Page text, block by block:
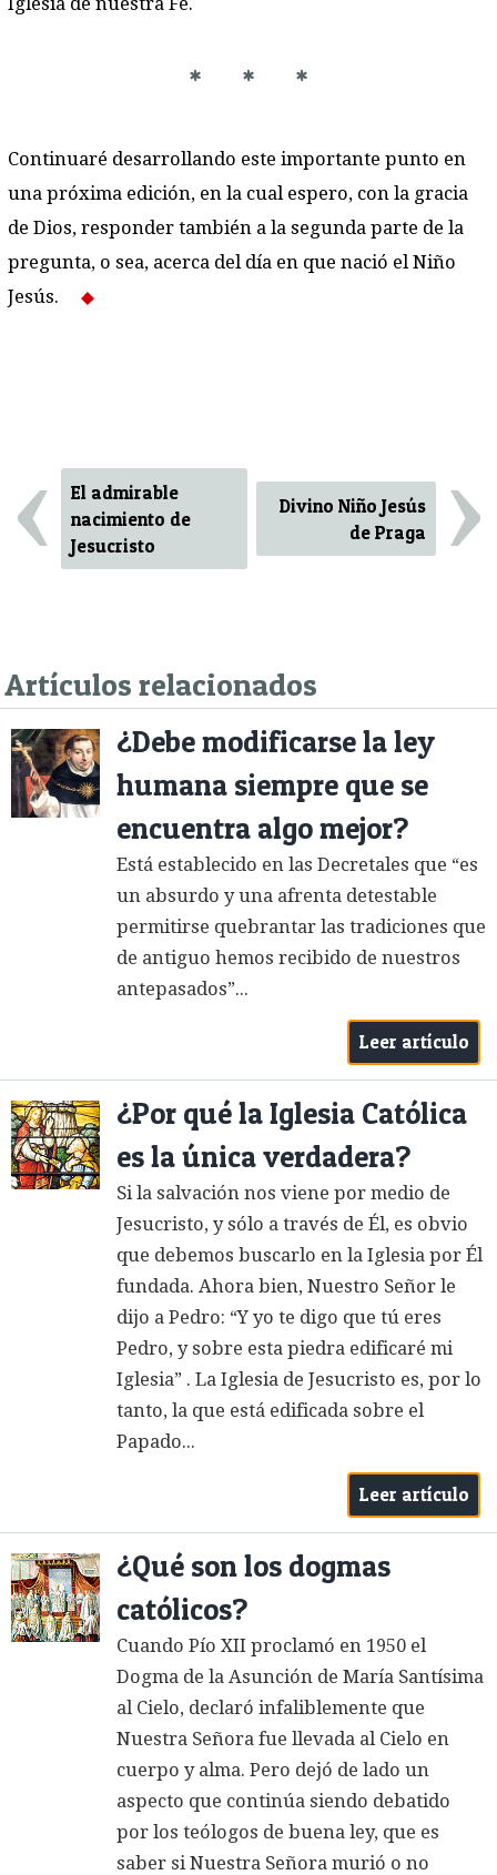
* * *
Continuaré desarrollando este importante punto en
una próxima edición, en la cual espero, con la gracia
de Dios, responder también a la segunda parte de la
pregunta, o sea, acerca del día en que nació el Niño
Jesús.
‹
El admirable
nacimiento de
Jesucristo
Divino Niño Jesús
de Praga
›
Artículos relacionados
¿Debe modificarse la ley
humana siempre que se
encuentra algo mejor?
Está establecido en las Decretales que “es
un absurdo y una afrenta detestable
permitirse quebrantar las tradiciones que
de antiguo hemos recibido de nuestros
antepasados”...
Leer artículo
¿Por qué la Iglesia Católica
es la única verdadera?
Si la salvación nos viene por medio de
Jesucristo, y sólo a través de Él, es obvio
que debemos buscarlo en la Iglesia por Él
fundada. Ahora bien, Nuestro Señor le
dijo a Pedro: “Y yo te digo que tú eres
Pedro, y sobre esta piedra edificaré mi
Iglesia” . La Iglesia de Jesucristo es, por lo
tanto, la que está edificada sobre el
Papado...
Leer artículo
¿Qué son los dogmas
católicos?
Cuando Pío XII proclamó en 1950 el
Dogma de la Asunción de María Santísima
al Cielo, declaró infaliblemente que
Nuestra Señora fue llevada al Cielo en
cuerpo y alma. Pero dejó de lado un
aspecto que continúa siendo debatido
por los teólogos de buena ley, que es
saber si Nuestra Señora murió o no